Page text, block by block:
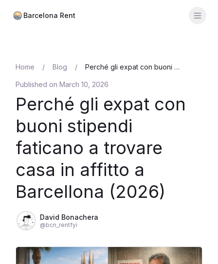
Barcelona Rent Menu
Quartieri
Distretti
Agenzie
Guide
Home / Blog / Perché gli expat con buoni stipendi faticano a trovare casa in affitto a Barcellona (2026)
Published on March 10, 2026
Perché gli expat con
buoni stipendi
faticano a trovare
casa in affitto a
Barcellona (2026)
David Bonachera
@bcn_rentfyi